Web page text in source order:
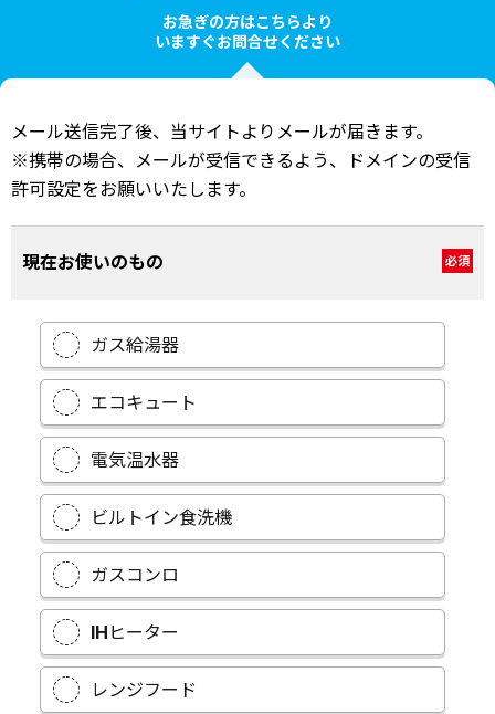
お急ぎの方はこちらより
いますぐお問合せください
メール送信完了後、当サイトよりメールが届きます。
※携帯の場合、メールが受信できるよう、ドメインの受信
許可設定をお願いいたします。
現在お使いのもの 必須
ガス給湯器
エコキュート
電気温水器
ビルトイン食洗機
ガスコンロ
IHヒーター
レンジフード